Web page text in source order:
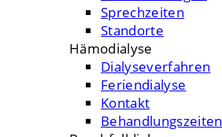
Sprechzeiten
Standorte
Hämodialyse
Dialyseverfahren
Feriendialyse
Kontakt
Behandlungszeiten